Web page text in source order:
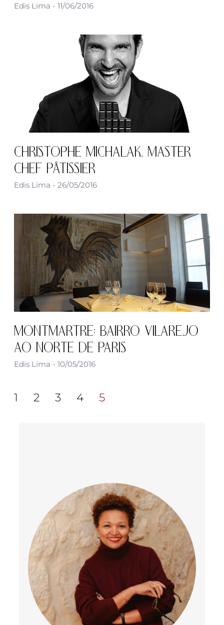
Edis Lima 11/06/2016
CHRISTOPHE MICHALAK, MASTER
CHEF PÂTISSIER
Edis Lima 26/05/2016
MONTMARTRE: BAIRRO VILAREJO
AO NORTE DE PARIS
Edis Lima 10/05/2016
1 2 3 4 5